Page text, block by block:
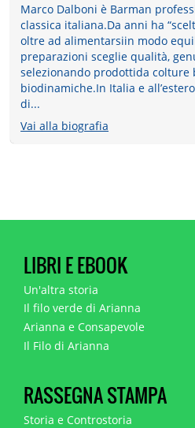
Marco Dalboni è Barman
classica italiana.Da anni ha
oltre ad alimentarsiin modo
preparazioni sceglie qualità,
selezionando prodottida colture
biodinamiche.In Italia e
di...
Vai alla biografia
LIBRI E EBOOK
Un'altra storia
Il filo verde di Arianna
Arianna e Consapevole
Il Filo di Arianna
RASSEGNA STAMPA
Storia e Controstoria